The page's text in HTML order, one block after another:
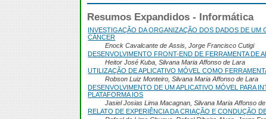
Resumos Expandidos - Informática
INVESTIGAÇÃO DA ORGANIZAÇÃO DOS DADOS DE
CÂNCER
Enock Cavalcante de Assis, Jorge Francisco Cutigi
DESENVOLVIMENTO FRONT-END DE FERRAMENTA DE
Heitor José Kuba, Silvana Maria Affonso de Lara
UTILIZAÇÃO DE APLICATIVO MÓVEL COMO
Robson Luiz Monteiro, Silvana Maria Affonso de Lara
DESENVOLVIMENTO DE UM APLICATIVO MÓVEL PARA
PLATAFORMA IOS
Jasiel Josias Lima Macagnan, Silvana Maria Affonso
RELATO DE EXPERIÊNCIA DA CRIAÇÃO E CONDUÇÃO